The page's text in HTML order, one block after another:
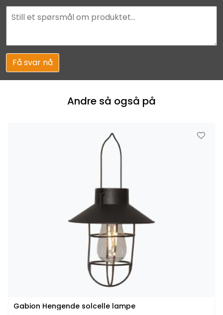
Få svar nå
Andre så også på
Gabion Hengende solcelle lampe